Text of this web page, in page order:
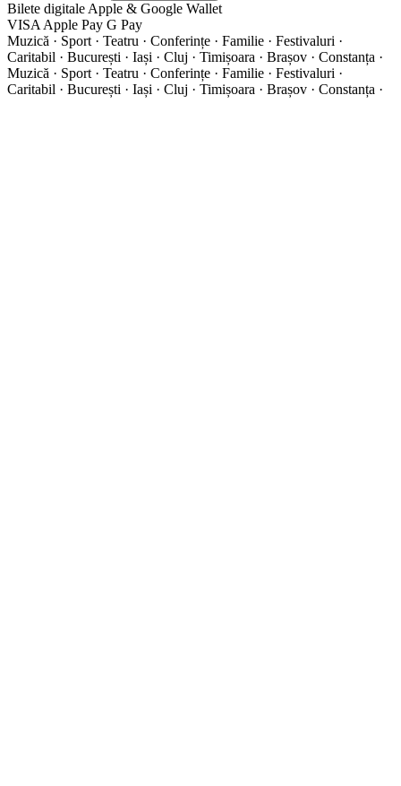
Bilete digitale Apple & Google Wallet
VISA Apple Pay G Pay
Muzică · Sport · Teatru · Conferințe · Familie · Festivaluri ·
Caritabil · București · Iași · Cluj · Timișoara · Brașov · Constanța ·
Muzică · Sport · Teatru · Conferințe · Familie · Festivaluri ·
Caritabil · București · Iași · Cluj · Timișoara · Brașov · Constanța ·